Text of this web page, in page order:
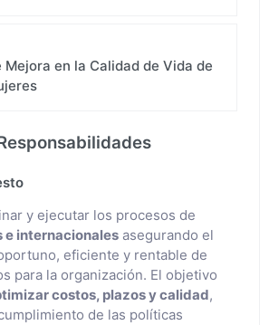
Mejora en la Calidad de Vida de
y ejecutar los procesos de
e internacionales asegurando el
eficiente y rentable de
para la organización. El objetivo
costos, plazos y calidad,
de las políticas